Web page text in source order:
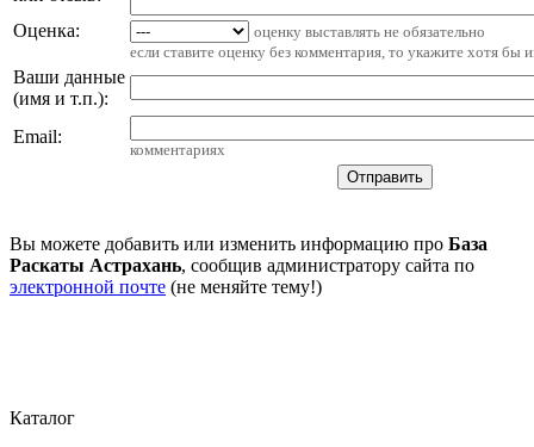
Оценка:
оценку выставлять не обязательно
если ставите оценку без комментария, то укажите хотя бы
Ваши данные
(имя и т.п.):
Email:
комментариях
Вы можете добавить или изменить информацию про База
Раскаты Астрахань, сообщив администратору сайта по
электронной почте (не меняйте тему!)
Каталог